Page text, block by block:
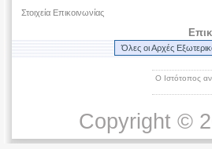
Στοιχεία Επικοινωνίας
Όλες οι Αρχές
Ο Ιστότοπος
Copyright ©